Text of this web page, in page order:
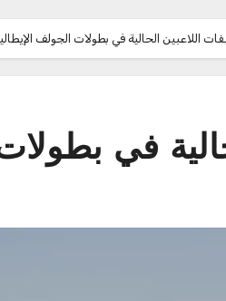
اللاعبين الحالية في بطولات الجولف
في